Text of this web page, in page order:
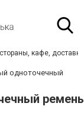
кафе,
одноточечный
ремень